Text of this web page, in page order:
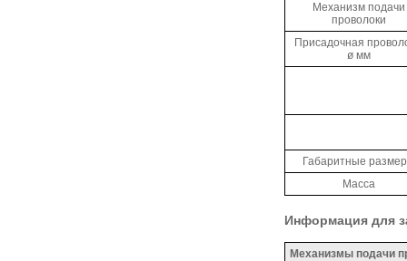
Механизм подачи
проволоки
Присадочная
ø мм
Габаритные
Масса
Информация для
Механизмы подачи